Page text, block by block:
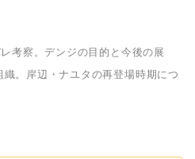
考察。デンジの目的と今後の展
。岸辺・ナユタの再登場時期につ